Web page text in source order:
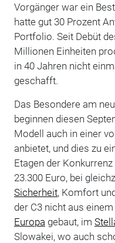
Vorgänger war ein
hatte gut 30 Prozent
Portfolio. Seit Debüt
Millionen Einheiten
in 40 Jahren nicht
geschafft.
Das Besondere am
beginnen diesen
Modell auch in einer
anbietet, und dies zu
Etagen der
23.300 Euro, bei
Sicherheit, Komfort
der C3 nicht aus
Europa gebaut, im
Slowakei, wo auch